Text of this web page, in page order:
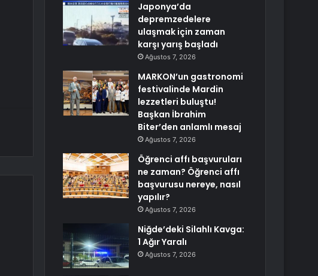
Japonya’da
depremzedelere
ulaşmak için zaman
karşı yarış başladı
Ağustos 7, 2026
MARKON’un gastronomi
festivalinde Mardin
lezzetleri buluştu!
Başkan İbrahim
Biter’den anlamlı mesaj
Ağustos 7, 2026
Öğrenci affı başvuruları
ne zaman? Öğrenci affı
başvurusu nereye, nasıl
yapılır?
Ağustos 7, 2026
Niğde’deki Silahlı Kavga:
1 Ağır Yaralı
Ağustos 7, 2026